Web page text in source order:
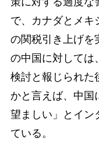
で、カナダとメキ
の関税引き上げを
の中国に対しては
検討と報じられた
かと言えば、中国
望ましい」とイン
ている。